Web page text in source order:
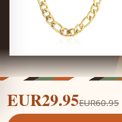
EUR29.95EUR60.95